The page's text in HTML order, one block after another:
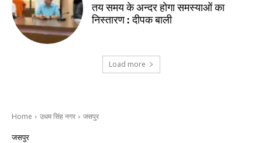
तय समय के अन्दर होगा समस्याओं का
निस्तारण : दीपक बाली
Load more